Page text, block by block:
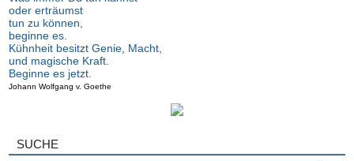
oder erträumst
tun zu können,
beginne es.
Kühnheit besitzt Genie, Macht,
und magische Kraft.
Beginne es jetzt.
Johann Wolfgang v. Goethe
SUCHE